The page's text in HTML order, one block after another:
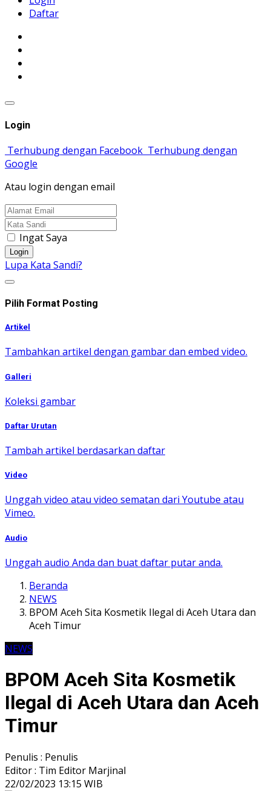
Daftar
Login
Terhubung dengan Facebook Terhubung dengan
Google
Atau login dengan email
Ingat Saya
Login
Lupa Kata Sandi?
Pilih Format Posting
Artikel
Tambahkan artikel dengan gambar dan embed video.
Galleri
Koleksi gambar
Daftar Urutan
Tambah artikel berdasarkan daftar
Video
Unggah video atau video sematan dari Youtube atau
Vimeo.
Audio
Unggah audio Anda dan buat daftar putar anda.
Beranda
NEWS
BPOM Aceh Sita Kosmetik Ilegal di Aceh Utara dan
Aceh Timur
NEWS
BPOM Aceh Sita Kosmetik
Ilegal di Aceh Utara dan Aceh
Timur
Penulis : Penulis
Editor : Tim Editor Marjinal
22/02/2023 13:15 WIB